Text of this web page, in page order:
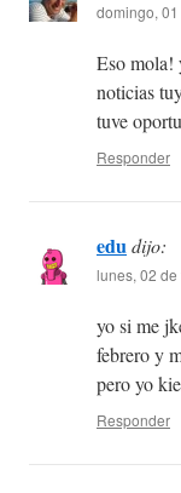
domingo,
Eso mola!
noticias
tuve
Responder
edudijo:
lunes, 02
yo si me
febrero y
pero yo
Responder